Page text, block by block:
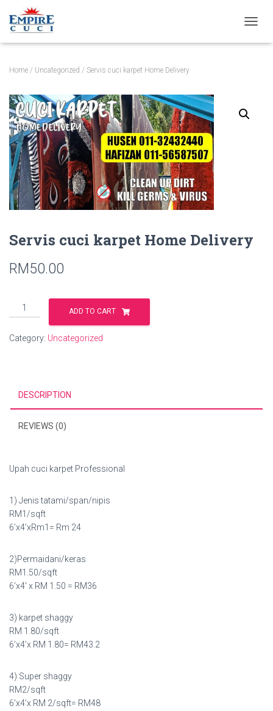
O
Home / Uncategorized / Servis cuci karpet Home Delivery
Servis cuci karpet Home Delivery
RM50.00
Servis
cuci
karpet
Home
ADD TO CART
Category: Uncategorized
DESCRIPTION
REVIEWS (0)
Upah cuci karpet Professional
1) Jenis tatami/span/nipis
RM1/sqft
6’x4’xRm1= Rm 24
2)Permaidani/keras
RM1.50/sqft
6’x4′ x RM 1.50 = RM36
3) karpet shaggy
RM 1.80/sqft
6’x4’x RM 1.80= RM43.2
4) Super shaggy
RM2/sqft
6’x4’x RM 2/sqft= RM48